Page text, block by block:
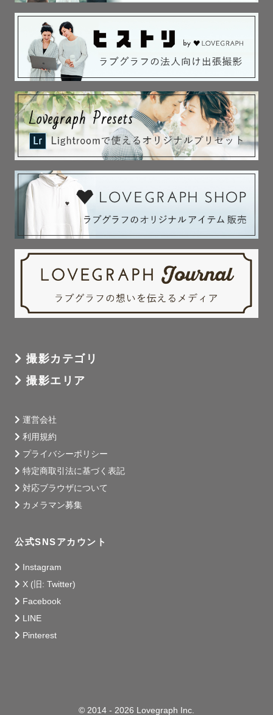
撮影カテゴリ
撮影エリア
運営会社
利用規約
プライバシーポリシー
特定商取引法に基づく表記
対応ブラウザについて
カメラマン募集
公式SNSアカウント
Instagram
X (旧: Twitter)
Facebook
LINE
Pinterest
© 2014 - 2026 Lovegraph Inc.